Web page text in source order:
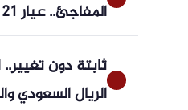
المفاجئ.. عيار 21 يسجل 6065 جنيها
ثابتة دون تغيير..
الريال السعودي